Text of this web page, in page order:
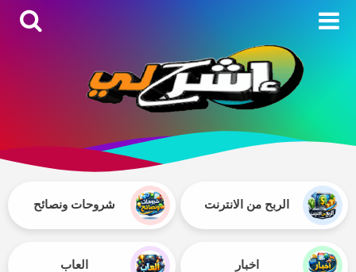
الربح من الانترنت شروحات ونصائح
اخبار العاب